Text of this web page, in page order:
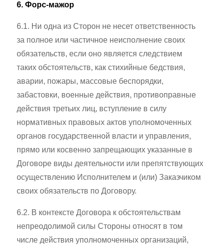
6. Форс-мажор
6.1. Ни одна из Сторон не несет ответственность
за полное или частичное неисполнение своих
обязательств, если оно является следствием
таких обстоятельств, как стихийные бедствия,
аварии, пожары, массовые беспорядки,
забастовки, военные действия, противоправные
действия третьих лиц, вступление в силу
нормативных правовых актов уполномоченных
органов государственной власти и управления,
прямо или косвенно запрещающих указанные в
Договоре виды деятельности или препятствующих
осуществлению Исполнителем и (или) Заказчиком
своих обязательств по Договору.
6.2. В контексте Договора к обстоятельствам
непреодолимой силы Стороны относят в том
числе действия уполномоченных организаций,